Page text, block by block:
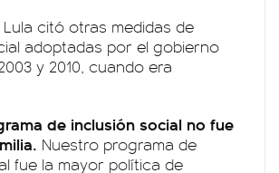
citó otras medidas de
adoptadas por el gobierno
y 2010, cuando era
de inclusión social no fue
Nuestro programa de
fue la mayor política de